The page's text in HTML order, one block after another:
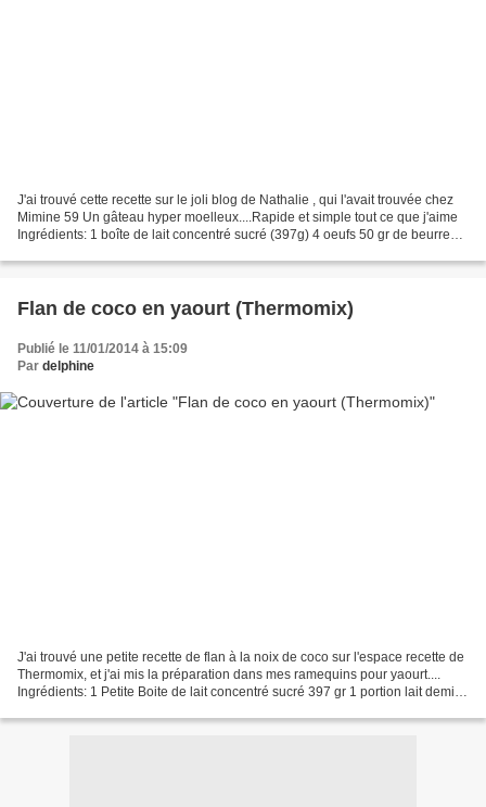
J'ai trouvé cette recette sur le joli blog de Nathalie , qui l'avait trouvée chez
Mimine 59 Un gâteau hyper moelleux....Rapide et simple tout ce que j'aime
Ingrédients: 1 boîte de lait concentré sucré (397g) 4 oeufs 50 gr de beurre
Flan de coco en yaourt (Thermomix)
Publié le 11/01/2014 à 15:09
Par delphine
J'ai trouvé une petite recette de flan à la noix de coco sur l'espace recette de
Thermomix, et j'ai mis la préparation dans mes ramequins pour yaourt....
Ingrédients: 1 Petite Boite de lait concentré sucré 397 gr 1 portion lait demi